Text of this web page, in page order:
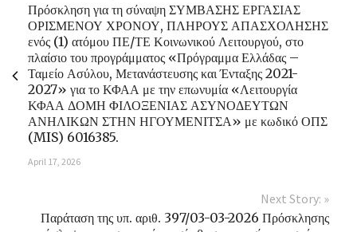
Πρόσκληση για τη σύναψη ΣΥΜΒΑΣΗΣ ΕΡΓΑΣΙΑΣ
ΟΡΙΣΜΕΝΟΥ ΧΡΟΝΟΥ, ΠΛΗΡΟΥΣ ΑΠΑΣΧΟΛΗΣΗΣ
ενός (1) ατόμου ΠΕ/ΤΕ Κοινωνικού Λειτουργού, στο
πλαίσιο του προγράμματος «Πρόγραμμα Ελλάδας –
Ταμείο Ασύλου, Μετανάστευσης και Ένταξης 2021-
2027» για το ΚΦΑΑ με την επωνυμία «Λειτουργία
ΚΦΑΑ ΔΟΜΗ ΦΙΛΟΞΕΝΙΑΣ ΑΣΥΝΟΔΕΥΤΩΝ
ΑΝΗΛΙΚΩΝ ΣΤΗΝ ΗΓΟΥΜΕΝΙΤΣΑ» με κωδικό ΟΠΣ
(MIS) 6016385.
April 17, 2026
Next Story: »
Παράταση της υπ. αριθ. 397/03-03-2026 Πρόσκλησης